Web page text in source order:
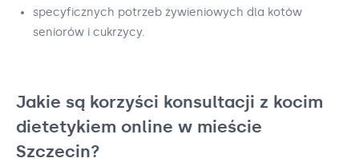
specyficznych potrzeb żywieniowych dla kotów
seniorów i cukrzycy.
Jakie są korzyści konsultacji z kocim
dietetykiem online w mieście
Szczecin?